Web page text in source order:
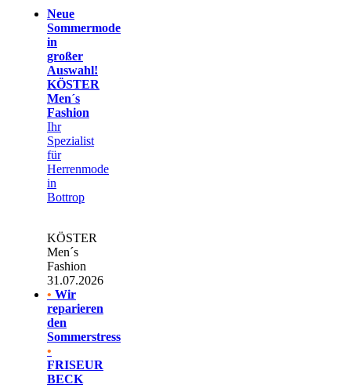
Neue
Sommermode
in
großer
Auswahl!
KÖSTER
Men´s
Fashion
Ihr
Spezialist
für
Herrenmode
in
Bottrop
KÖSTER
Men´s
Fashion
31.07.2026
• Wir
reparieren
den
Sommerstress
•
FRISEUR
BECK